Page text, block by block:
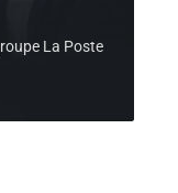
La Poste